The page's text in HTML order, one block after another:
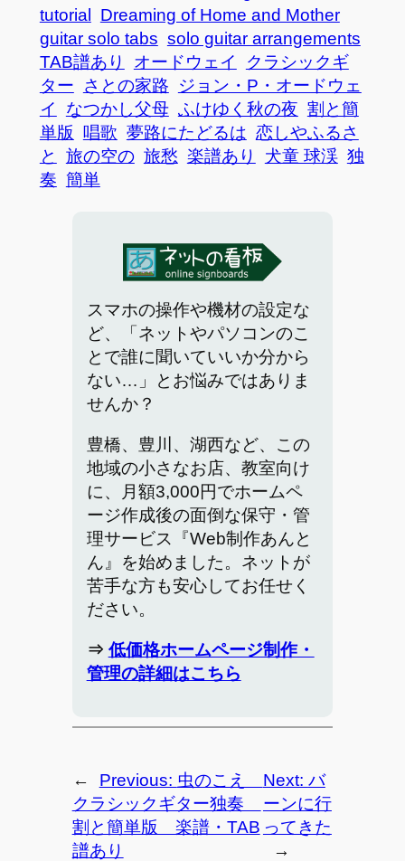
tutorial Dreaming of Home and Mother
guitar solo tabs solo guitar arrangements
TAB譜あり
オードウェイ
クラシックギ
ター
さとの家路
ジョン・P・オードウェ
イ
なつかし父母 ふけゆく秋の夜 割と簡
単版 唱歌 夢路にたどるは 恋しやふるさ
と
旅の空の 旅愁 楽譜あり 犬童 球渓 独
奏 簡単
スマホの操作や機材の設定な
ど、「ネットやパソコンのこ
とで誰に聞いていいか分から
ない…」とお悩みではありま
せんか？
豊橋、豊川、湖西など、この
地域の小さなお店、教室向け
に、月額3,000円でホームペ
ージ作成後の面倒な保守・管
理サービス『Web制作あんと
ん』を始めました。ネットが
苦手な方も安心してお任せく
ださい。
⇒ 低価格ホームページ制作・
管理の詳細はこちら
← Previous: 虫のこえ
クラシックギター独奏
割と簡単版 楽譜・TAB
譜あり
Next: バ
ーンに行
ってきた
→